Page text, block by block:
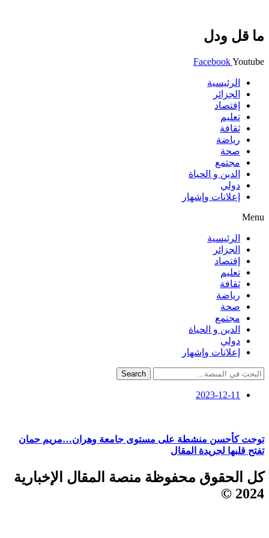
ما قل ودل
FacebookYoutube
الرئيسية
الجزائر
إقتصاد
تعليم
ثقافة
رياضة
صحة
مجتمع
الدين و الحياة
دولي
إعلانات وإشهار
Menu
الرئيسية
الجزائر
إقتصاد
تعليم
ثقافة
رياضة
صحة
مجتمع
الدين و الحياة
دولي
إعلانات وإشهار
Search
2023-12-11
توجت كأحسن منشطة على مستوى جامعة وهران…مريم حمان
تفتح قلبها لجريدة المقال
كل الحقوق محفوظة منصة المقال الإخبارية
2024 ©